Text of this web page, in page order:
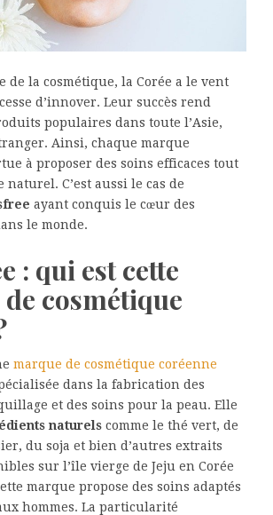
de la cosmétique, la Corée a le vent
d’innover. Leur succès rend
populaires dans toute l’Asie,
Ainsi, chaque marque
à proposer des soins efficaces tout
C’est aussi le cas de
ayant conquis le cœur des
le monde.
: qui est cette
cosmétique
marque de cosmétique coréenne
dans la fabrication des
et des soins pour la peau. Elle
naturels comme le thé vert, de
du soja et bien d’autres extraits
sur l’île vierge de Jeju en Corée
marque propose des soins adaptés
hommes. La particularité